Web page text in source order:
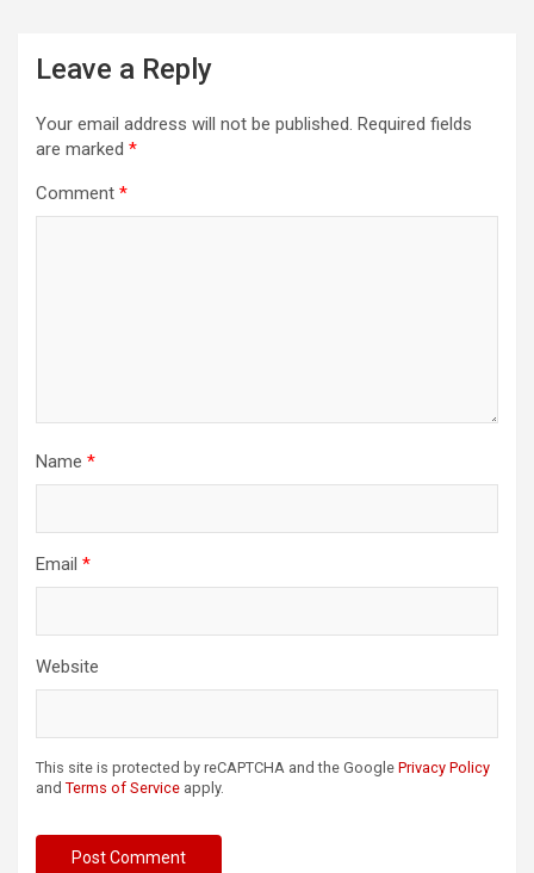
Leave a Reply
Your email address will not be published. Required fields
are marked *
Comment *
Name *
Email *
Website
This site is protected by reCAPTCHA and the Google Privacy Policy
and Terms of Service apply.